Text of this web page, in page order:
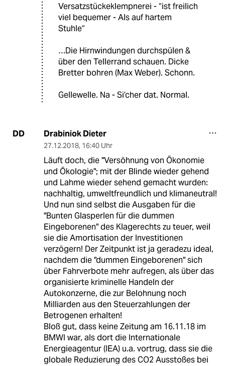
Versatzstückeklempnerei - “ist freilich
viel bequemer - Als auf hartem
Stuhle“
…Die Hirnwindungen durchspülen &
über den Tellerrand schauen. Dicke
Bretter bohren (Max Weber). Schonn.
Gellewelle. Na - Si’cher dat. Normal.
DD Drabiniok Dieter
27.12.2018, 16:40 Uhr
Läuft doch, die "Versöhnung von Ökonomie
und Ökologie"; mit der Blinde wieder gehend
und Lahme wieder sehend gemacht wurden:
nachhaltig, umweltfreundlich und klimaneutral!
Und nun sind selbst die Ausgaben für die
"Bunten Glasperlen für die dummen
Eingeborenen" des Klagerechts zu teuer, weil
sie die Amortisation der Investitionen
verzögern! Der Zeitpunkt ist ja geradezu ideal,
nachdem die "dummen Eingeborenen" sich
über Fahrverbote mehr aufregen, als über das
organisierte kriminelle Handeln der
Autokonzerne, die zur Belohnung noch
Milliarden aus den Steuerzahlungen der
Betrogenen erhalten!
Bloß gut, dass keine Zeitung am 16.11.18 im
BMWI war, als dort die Internationale
Energieagentur (IEA) u.a. vortrug, dass sie die
globale Reduzierung des CO2 Ausstoßes bei